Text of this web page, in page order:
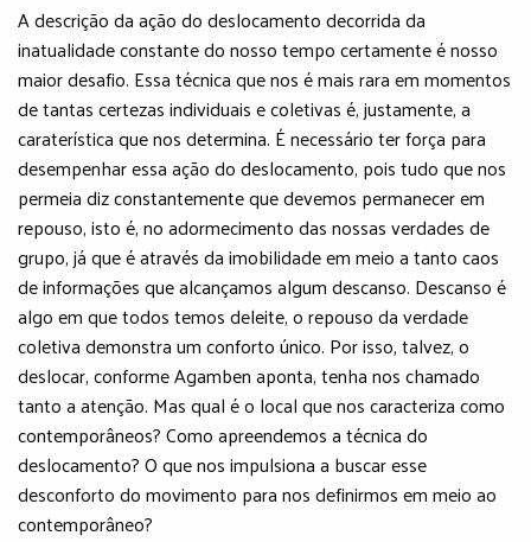
A descrição da ação do deslocamento decorrida da
inatualidade constante do nosso tempo certamente é nosso
maior desafio. Essa técnica que nos é mais rara em momentos
de tantas certezas individuais e coletivas é, justamente, a
caraterística que nos determina. É necessário ter força para
desempenhar essa ação do deslocamento, pois tudo que nos
permeia diz constantemente que devemos permanecer em
repouso, isto é, no adormecimento das nossas verdades de
grupo, já que é através da imobilidade em meio a tanto caos
de informações que alcançamos algum descanso. Descanso é
algo em que todos temos deleite, o repouso da verdade
coletiva demonstra um conforto único. Por isso, talvez, o
deslocar, conforme Agamben aponta, tenha nos chamado
tanto a atenção. Mas qual é o local que nos caracteriza como
contemporâneos? Como apreendemos a técnica do
deslocamento? O que nos impulsiona a buscar esse
desconforto do movimento para nos definirmos em meio ao
contemporâneo?